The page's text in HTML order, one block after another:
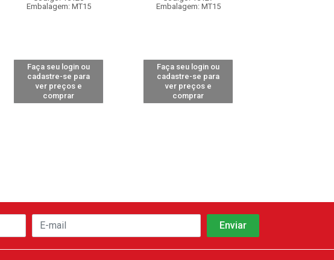
Embalagem: MT15
Faça seu login ou
cadastre-se para
ver preços e
comprar
Embalagem: MT15
Faça seu login ou
cadastre-se para
ver preços e
comprar